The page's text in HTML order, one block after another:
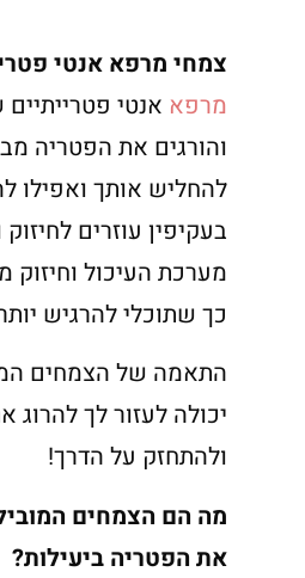
צמחי מרפא אנטי
מרפאאנטי פטרייתיים
והורגים את הפטריה
להחליש אותך ואפילו
בעקיפין עוזרים לחיזוק
מערכת העיכול וחיזוק
כך שתוכלי להרגיש
התאמה של הצמחים
יכולה לעזור לך להרוג
ולהתחזק על הדרך!
מה הם הצמחים
את הפטריה ביעילות?